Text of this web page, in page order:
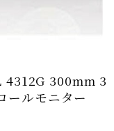
300mm 3
ールモニター